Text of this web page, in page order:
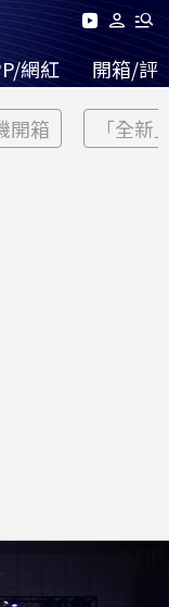
網紅 開箱/評
開箱 「全新